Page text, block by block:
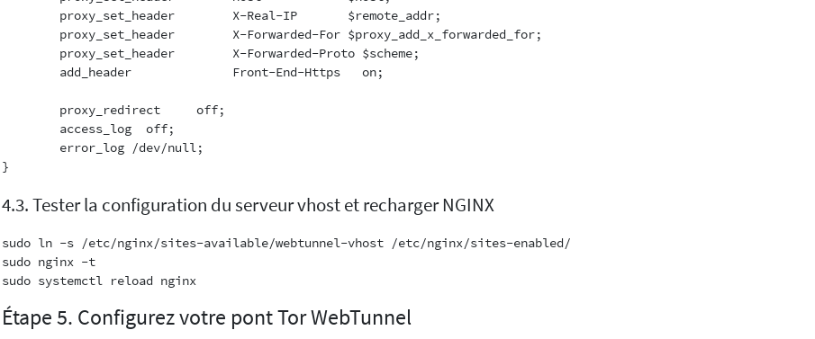
        proxy_set_header        X-Real-IP       $remote_addr;
        proxy_set_header        X-Forwarded-For $proxy_add_x_forwarded_for;
        proxy_set_header        X-Forwarded-Proto $scheme;
        add_header              Front-End-Https   on;
        proxy_redirect     off;
        access_log  off;
        error_log /dev/null;
4.3. Tester la configuration du serveur vhost et recharger NGINX
sudo ln -s /etc/nginx/sites-available/webtunnel-vhost /etc/nginx/sites-enabled/
sudo nginx -t
sudo systemctl reload nginx
Étape 5. Configurez votre pont Tor WebTunnel